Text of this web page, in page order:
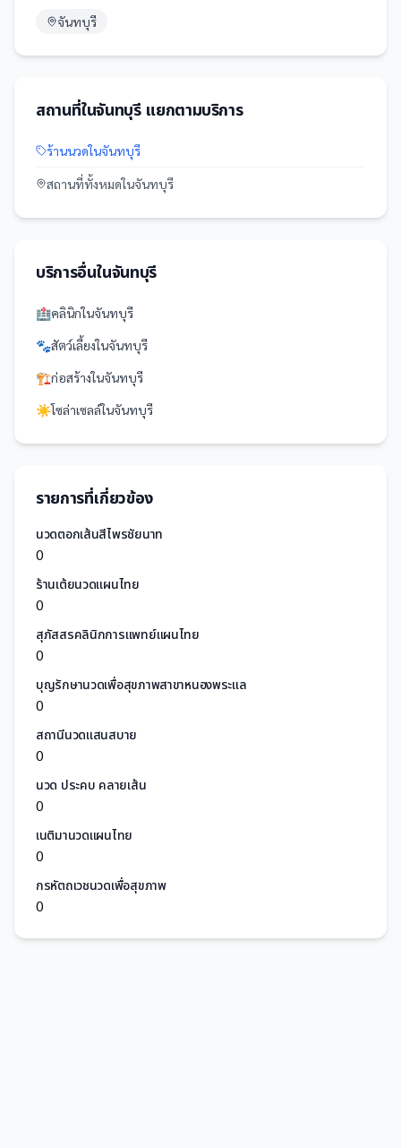
จันทบุรี
สถานที่ในจันทบุรีแยกตามบริการ
ร้านนวดในจันทบุรี
สถานที่ทั้งหมดในจันทบุรี
บริการอื่นในจันทบุรี
🏥คลินิกในจันทบุรี
🐾สัตว์เลี้ยงในจันทบุรี
🏗️ก่อสร้างในจันทบุรี
☀️โซล่าเซลล์ในจันทบุรี
รายการที่เกี่ยวข้อง
นวดตอกเส้นสีไพรชัยนาท
0
ร้านเต้ยนวดแผนไทย
0
สุภัสสรคลินิกการแพทย์แผนไทย
0
บุญรักษานวดเพื่อสุขภาพสาขาหนองพระแล
0
สถานีนวดแสนสบาย
0
นวด ประคบ คลายเส้น
0
เนติมานวดแผนไทย
0
กรหัตถเวชนวดเพื่อสุขภาพ
0